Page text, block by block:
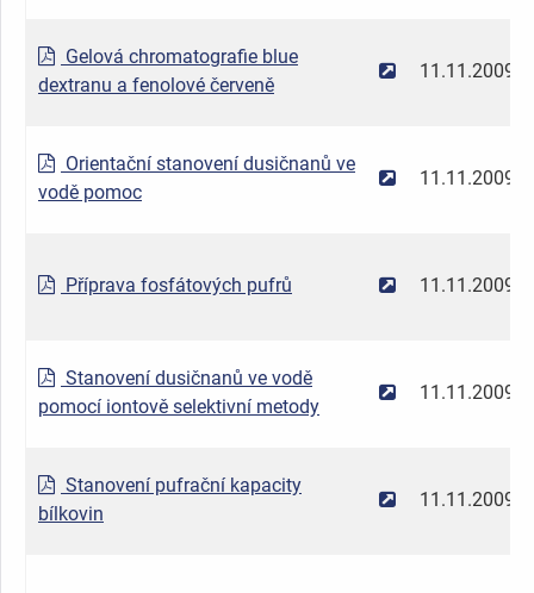
Gelová chromatografie blue
dextranu a fenolové červeně
11.11.2009
Orientační stanovení dusičnanů ve
vodě pomoc
11.11.2009
Příprava fosfátových pufrů 11.11.2009
Stanovení dusičnanů ve vodě
pomocí iontově selektivní metody
11.11.2009
Stanovení pufrační kapacity
bílkovin
11.11.2009